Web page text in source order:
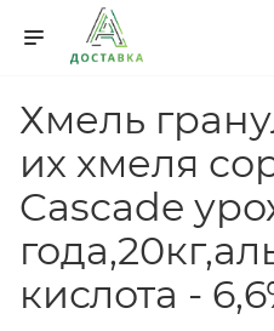
Хмель
их хмеля
Cascade
кислота -